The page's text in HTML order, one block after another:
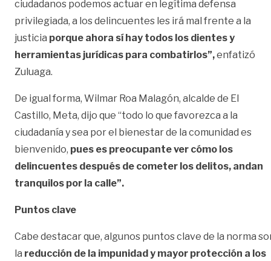
ciudadanos podemos actuar en legítima defensa
privilegiada, a los delincuentes les irá mal frente a la
justicia porque ahora sí hay todos los dientes y
herramientas jurídicas para combatirlos”,enfatizó
Zuluaga.
De igual forma, Wilmar Roa Malagón, alcalde de El
Castillo, Meta, dijo que “todo lo que favorezca a la
ciudadanía y sea por el bienestar de la comunidad es
bienvenido, pues es preocupante ver cómo los
delincuentes después de cometer los delitos, andan
tranquilos por la calle”.
Puntos clave
Cabe destacar que, algunos puntos clave de la norma
la reducción de la impunidad y mayor protección a los